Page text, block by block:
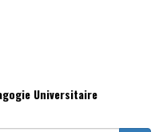
Universitaire